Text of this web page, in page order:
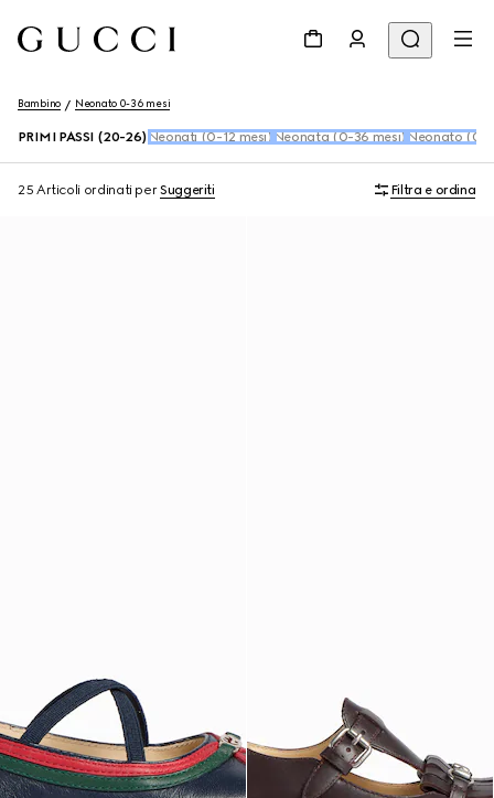
Bambino Neonato 0-36 mesi
PRIMI PASSI (20-26) Neonati (0-12 mesi) Neonata (0-36 mesi) Neonato (0-
25 Articoli ordinati perSuggeriti Filtra e ordina